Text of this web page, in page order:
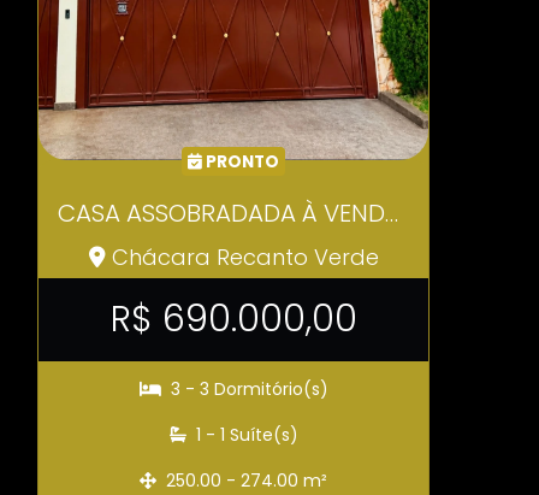
PRONTO
CASA ASSOBRADADA À VENDA NO KM 39 DA RAPOSO TAVARES – COTIA/SP COD631
Chácara Recanto Verde
R$ 690.000,00
3 - 3 Dormitório(s)
1 - 1 Suíte(s)
250.00 - 274.00 m²